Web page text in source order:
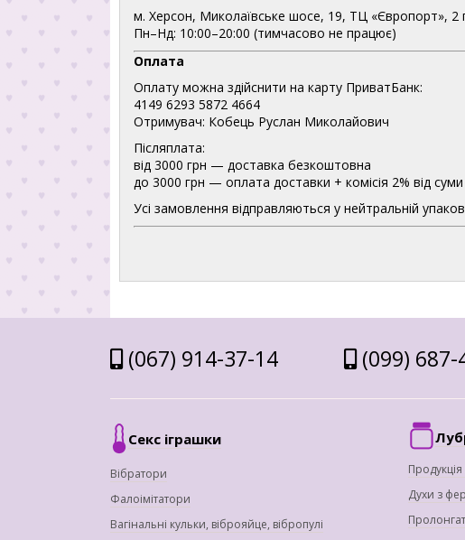
м. Херсон, Миколаївське шосе, 19, ТЦ «Європорт», 2
Пн–Нд: 10:00–20:00 (тимчасово не працює)
Оплата
Оплату можна здійснити на карту ПриватБанк:
4149 6293 5872 4664
Отримувач: Кобець Руслан Миколайович
Післяплата:
від 3000 грн — доставка безкоштовна
до 3000 грн — оплата доставки + комісія 2% від
Усі замовлення відправляються у нейтральній
(067) 914-37-14 (099) 687-
Секс іграшки
Вібратори
Фалоімітатори
Вагінальні кульки, віброяйце, вібропулі
Продукція
Духи з